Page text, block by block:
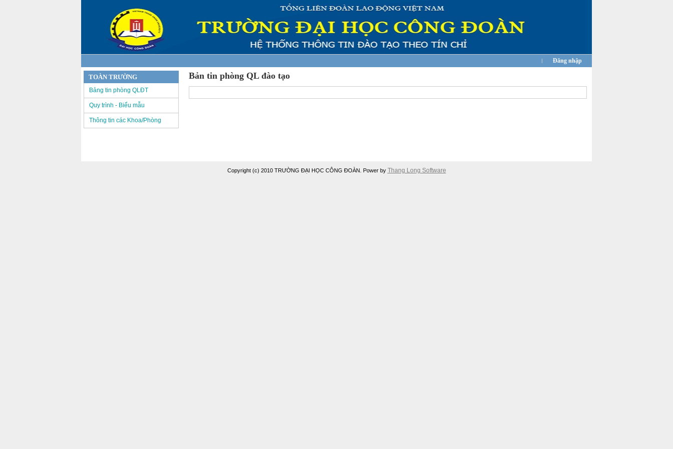
Đăng nhập
Bản tin phòng QL đào tạo
TOÀN TRƯỜNG
Bảng tin phòng QLĐT
Quy trình - Biểu mẫu
Thông tin các Khoa/Phòng
Copyright (c) 2010 TRƯỜNG ĐẠI HỌC CÔNG ĐOÀN. Power by Thang Long Software